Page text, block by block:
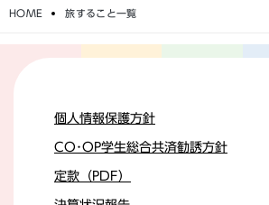
HOME 旅すること一覧
個人情報保護方針
CO･OP学生総合共済勧誘方針
定款（PDF）